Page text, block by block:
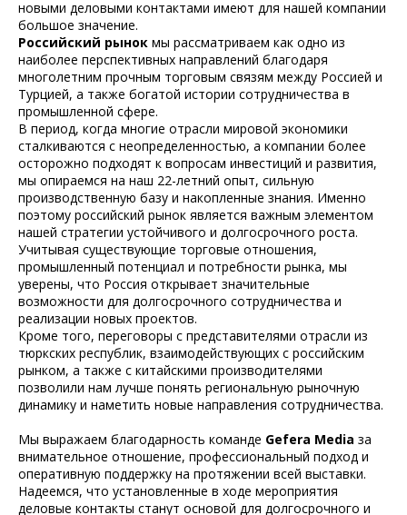
новыми деловыми контактами имеют для нашей компании
большое значение.
Российский рынок мы рассматриваем как одно из
наиболее перспективных направлений благодаря
многолетним прочным торговым связям между Россией и
Турцией, а также богатой истории сотрудничества в
промышленной сфере.
В период, когда многие отрасли мировой экономики
сталкиваются с неопределенностью, а компании более
осторожно подходят к вопросам инвестиций и развития,
мы опираемся на наш 22-летний опыт, сильную
производственную базу и накопленные знания. Именно
поэтому российский рынок является важным элементом
нашей стратегии устойчивого и долгосрочного роста.
Учитывая существующие торговые отношения,
промышленный потенциал и потребности рынка, мы
уверены, что Россия открывает значительные
возможности для долгосрочного сотрудничества и
реализации новых проектов.
Кроме того, переговоры с представителями отрасли из
тюркских республик, взаимодействующих с российским
рынком, а также с китайскими производителями
позволили нам лучше понять региональную рыночную
динамику и наметить новые направления сотрудничества.
Мы выражаем благодарность команде Gefera Media за
внимательное отношение, профессиональный подход и
оперативную поддержку на протяжении всей выставки.
Надеемся, что установленные в ходе мероприятия
деловые контакты станут основой для долгосрочного и